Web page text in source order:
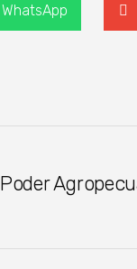
WhatsApp
Poder